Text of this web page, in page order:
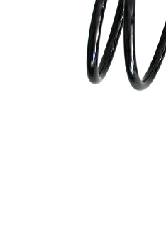
Tvar
pružiny
Vnější
průměr
103
Průměr
drátu
9,50